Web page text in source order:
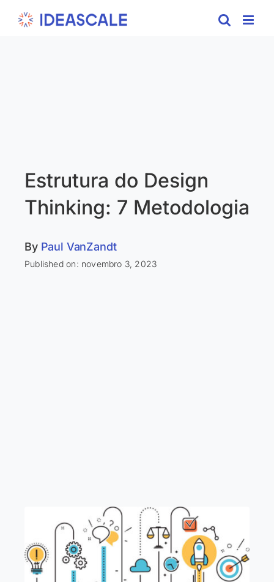
Estrutura do Design
Thinking: 7 Metodologia
By Paul VanZandt
Published on: novembro 3, 2023